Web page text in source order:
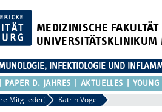
MEDIZINISCHE FAKULTÄT
INFEKTIOLOGIE UND
PAPER D. JAHRES AKTUELLES YOUNG
Mitglieder Katrin Vogel